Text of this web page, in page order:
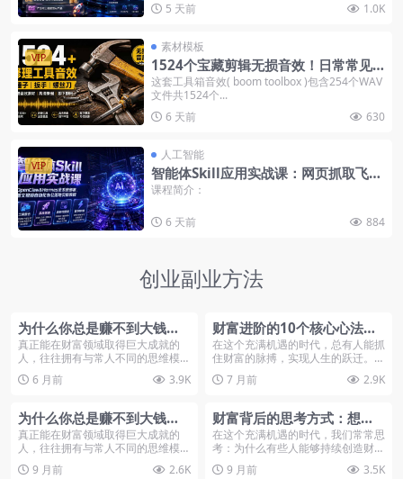
5 天前 1.0K
VIP
素材模板
1524个宝藏剪辑无损音效！日常常见
工具音效包，含扳手、剪刀、锯, 泵, 斧
头，锤子工具等，中文分类
这套工具箱音效( boom toolbox )包含254个WAV
文件共1524个...
6 天前
630
VIP
人工智能
智能体Skill应用实战课：网页抓取飞书
表格生图拆解脚本
课程简介：
6 天前 884
创业副业方法
为什么你总是赚不到大钱？
这24种富人思维，你具备几
种？
真正能在财富领域取得巨大成就的
人，往往拥有与常人不同的思维模
式。这些思维并不复杂...
6 月前 3.9K
财富进阶的10个核心心法：
真正会赚钱的人，都在这样
思考
在这个充满机遇的时代，总有人能抓
住财富的脉搏，实现人生的跃迁。仔
细观察那些白手起...
7 月前 2.9K
为什么你总是赚不到大钱？
这24种富人思维，你具备几
种？
真正能在财富领域取得巨大成就的
人，往往拥有与常人不同的思维模
式。这些思维并不复杂...
9 月前 2.6K
财富背后的思考方式：想赚
大钱的人具备的12种关键认
知
在这个充满机遇的时代，我们常常思
考：为什么有些人能够持续创造财
富，而大多数人却始...
9 月前 3.5K